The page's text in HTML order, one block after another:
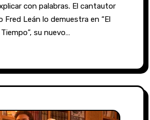
con palabras. El cantautor
Fred Leán lo demuestra en “El
Tiempo”, su nuevo…